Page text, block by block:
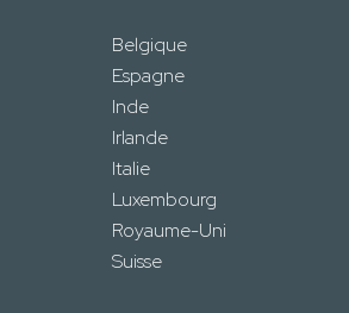
Belgique
Espagne
Inde
Irlande
Italie
Luxembourg
Royaume-Uni
Suisse